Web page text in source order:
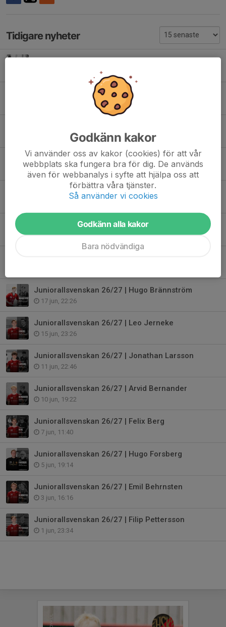
Tidigare nyheter
Inför 2026/2027 | Provträna med Hässelby JAS
Juniorallsvenskan 26/27 | Elvin Rosberg
25 jun, 15:19
Juniorallsvenskan 26/27 | Benjamin Markenbjörk
24 jun, 10:51
Juniorallsvenskan 26/27 | Robin Almqvist Öhlin
20 jun, 19:23
Juniorallsvenskan 26/27 | Hugo Brännström
17 jun, 22:26
Juniorallsvenskan 26/27 | Leo Jerneke
15 jun, 23:26
Juniorallsvenskan 26/27 | Jonathan Larsson
11 jun, 22:46
Juniorallsvenskan 26/27 | Arvid Bernander
10 jun, 19:22
Juniorallsvenskan 26/27 | Felix Berg
7 jun, 11:40
Juniorallsvenskan 26/27 | Hugo Forsberg
5 jun, 19:14
Juniorallsvenskan 26/27 | Emil Behrnsten
3 jun, 16:16
Juniorallsvenskan 26/27 | Filip Pettersson
1 jun, 23:34
Godkänn kakor
Vi använder oss av kakor (cookies) för att vår
webbplats ska fungera bra för dig. De används
även för webbanalys i syfte att hjälpa oss att
förbättra våra tjänster.
Så använder vi cookies
Godkänn alla kakor
Bara nödvändiga